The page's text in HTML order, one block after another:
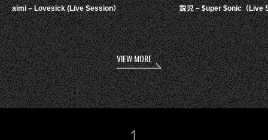
aimi – Lovesick (Live Session） 鋭児 – $uper $onic（Live
VIEW MORE